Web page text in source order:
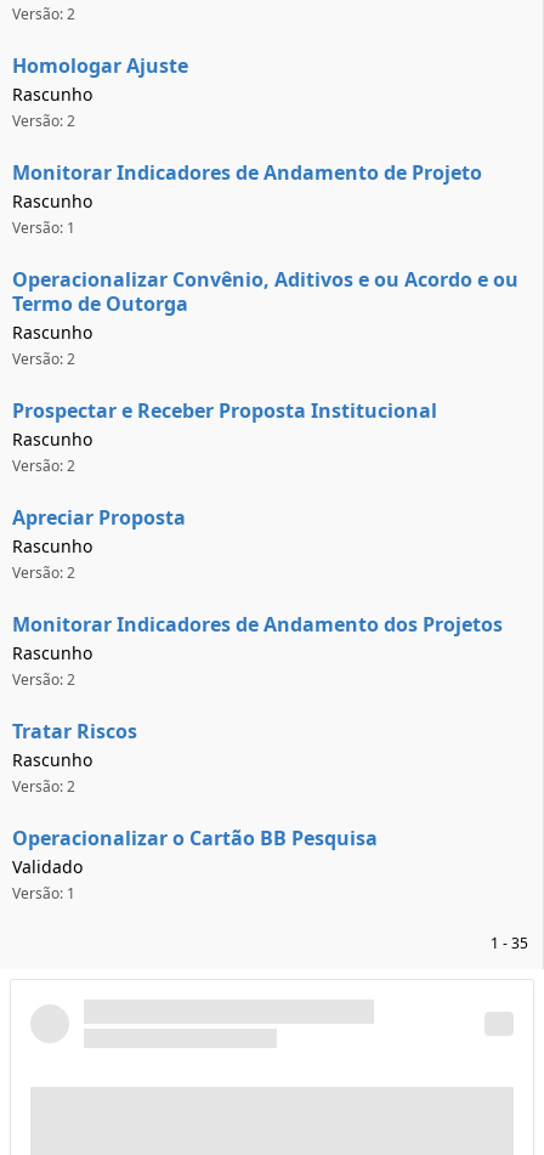
Versão: 2
Homologar Ajuste
Rascunho
Versão: 2
Monitorar Indicadores de Andamento de Projeto
Rascunho
Versão: 1
Operacionalizar Convênio, Aditivos e ou Acordo e ou
Termo de Outorga
Rascunho
Versão: 2
Prospectar e Receber Proposta Institucional
Rascunho
Versão: 2
Apreciar Proposta
Rascunho
Versão: 2
Monitorar Indicadores de Andamento dos Projetos
Rascunho
Versão: 2
Tratar Riscos
Rascunho
Versão: 2
Operacionalizar o Cartão BB Pesquisa
Validado
Versão: 1
1 - 35